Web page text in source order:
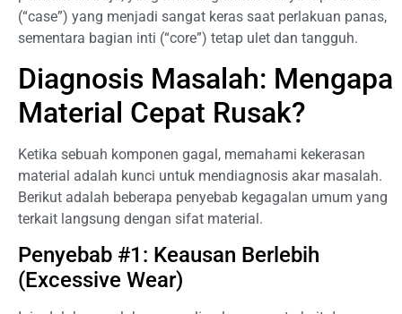
(“case”) yang menjadi sangat keras saat perlakuan panas,
sementara bagian inti (“core”) tetap ulet dan tangguh.
Diagnosis Masalah: Mengapa
Material Cepat Rusak?
Ketika sebuah komponen gagal, memahami kekerasan
material adalah kunci untuk mendiagnosis akar masalah.
Berikut adalah beberapa penyebab kegagalan umum yang
terkait langsung dengan sifat material.
Penyebab #1: Keausan Berlebih
(Excessive Wear)